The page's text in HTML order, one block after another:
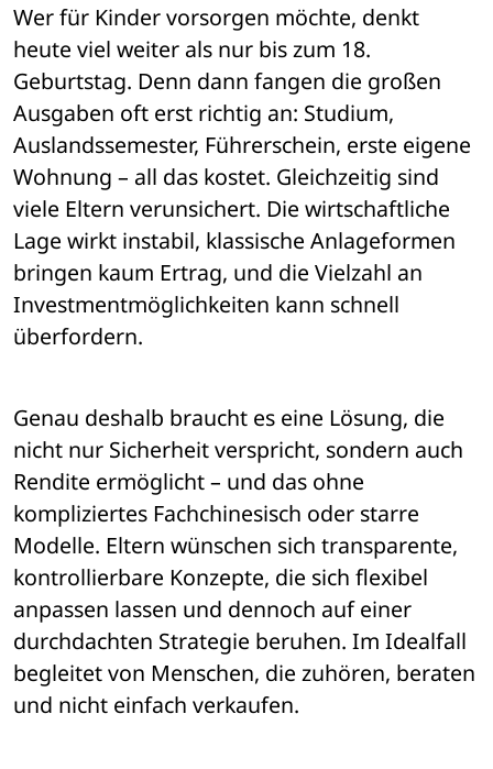
Wer für Kinder vorsorgen möchte, denkt
heute viel weiter als nur bis zum 18.
Geburtstag. Denn dann fangen die großen
Ausgaben oft erst richtig an: Studium,
Auslandssemester, Führerschein, erste eigene
Wohnung – all das kostet. Gleichzeitig sind
viele Eltern verunsichert. Die wirtschaftliche
Lage wirkt instabil, klassische Anlageformen
bringen kaum Ertrag, und die Vielzahl an
Investmentmöglichkeiten kann schnell
überfordern.
Genau deshalb braucht es eine Lösung, die
nicht nur Sicherheit verspricht, sondern auch
Rendite ermöglicht – und das ohne
kompliziertes Fachchinesisch oder starre
Modelle. Eltern wünschen sich transparente,
kontrollierbare Konzepte, die sich flexibel
anpassen lassen und dennoch auf einer
durchdachten Strategie beruhen. Im Idealfall
begleitet von Menschen, die zuhören, beraten
und nicht einfach verkaufen.